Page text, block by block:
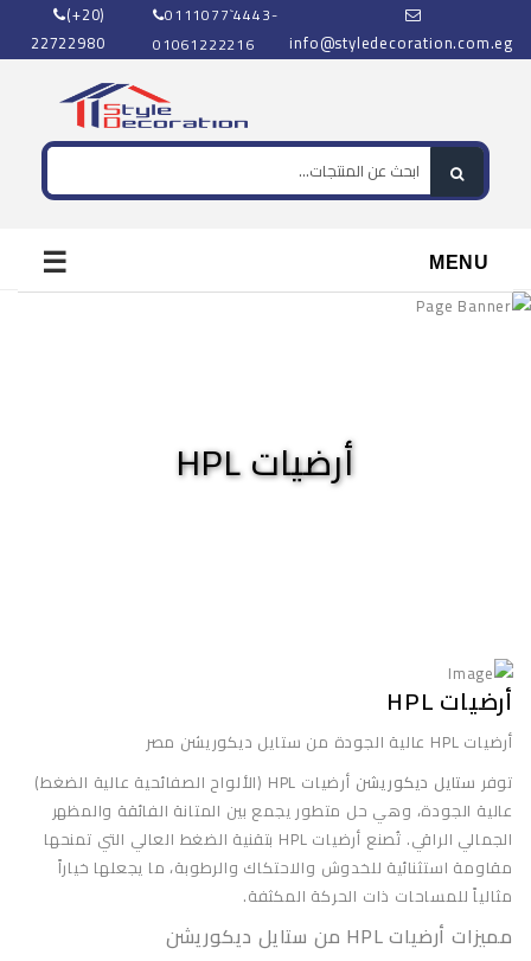
(+20)
22722980
0111077`4443-
01061222216
info@styledecoration.com.eg
MENU
☰
أرضيات HPL
أرضيات HPL
أرضيات HPL عالية الجودة من ستايل ديكوريشن مصر
توفر ستايل ديكوريشن
أرضيات HPL (الألواح الصفائحية عالية الضغط)
عالية الجودة، وهي حل متطور يجمع بين المتانة الفائقة والمظهر
الجمالي الراقي. تُصنع أرضيات HPL بتقنية الضغط العالي التي تمنحها
مقاومة استثنائية للخدوش والاحتكاك والرطوبة، ما يجعلها خياراً
مثالياً للمساحات ذات الحركة المكثفة.
مميزات أرضيات HPL من ستايل ديكوريشن